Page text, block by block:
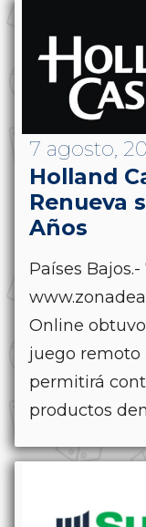
7 agosto,
Holland
Renueva
Años
Países Bajos.-
Online
juego remoto
permitirá
productos